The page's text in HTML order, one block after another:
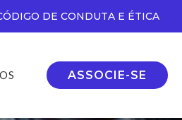
DE CONDUTA E ÉTICA
ASSOCIE-SE